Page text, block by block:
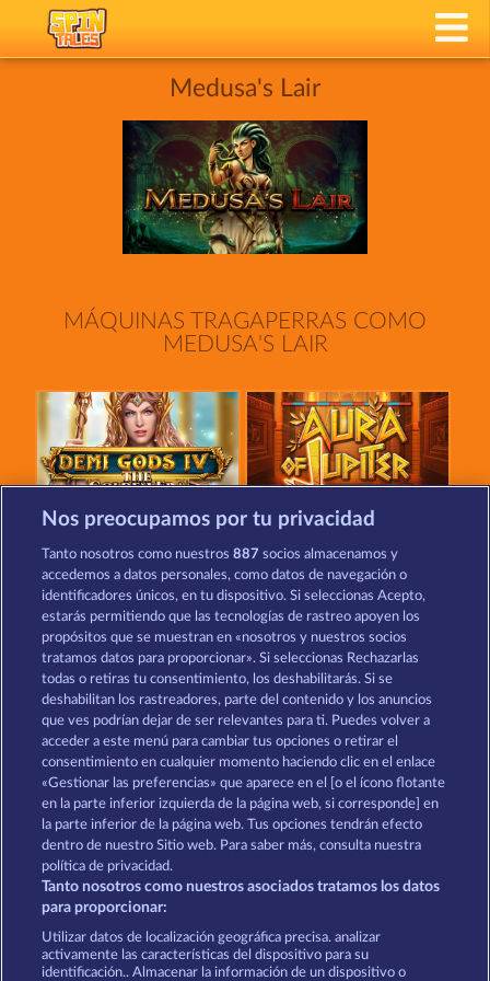
Medusa's Lair
MÁQUINAS TRAGAPERRAS COMO
MEDUSA'S LAIR
Demi Gods IV - The Golden Era Aura of Jupiter
Gates Of Ishtar
Términos y condiciones
Declaración de privacidad Aviso Legal
Empresa FAQ Programa de afiliados
Enviar solicitud de desistimiento
Nos preocupamos por tu privacidad
Tanto nosotros como nuestros887 socios almacenamos y
accedemos a datos personales, como datos de navegación o
identificadores únicos, en tu dispositivo. Si seleccionas Acepto,
estarás permitiendo que las tecnologías de rastreo apoyen los
propósitos que se muestran en «nosotros y nuestros socios
tratamos datos para proporcionar». Si seleccionas Rechazarlas
todas o retiras tu consentimiento, los deshabilitarás. Si se
deshabilitan los rastreadores, parte del contenido y los anuncios
que ves podrían dejar de ser relevantes para ti. Puedes volver a
acceder a este menú para cambiar tus opciones o retirar el
consentimiento en cualquier momento haciendo clic en el enlace
«Gestionar las preferencias» que aparece en el [o el ícono flotante
en la parte inferior izquierda de la página web, si corresponde] en
la parte inferior de la página web. Tus opciones tendrán efecto
dentro de nuestro Sitio web. Para saber más, consulta nuestra
política de privacidad.
Tanto nosotros como nuestros asociados tratamos los datos
para proporcionar:
Utilizar datos de localización geográfica precisa. analizar
activamente las características del dispositivo para su
identificación.. Almacenar la información de un dispositivo o